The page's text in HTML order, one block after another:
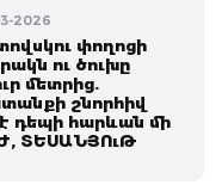
2026
փողոցի
ու ծուխը
մետրից.
շնորհիվ
դեպի հարևան մի
ՏԵՍԱՆՅՈւԹ